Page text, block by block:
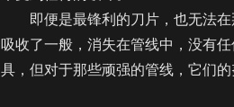
即便是最锋利的刀片，也无法在
吸收了一般，消失在管线中，没有
具，但对于那些顽强的管线，它们